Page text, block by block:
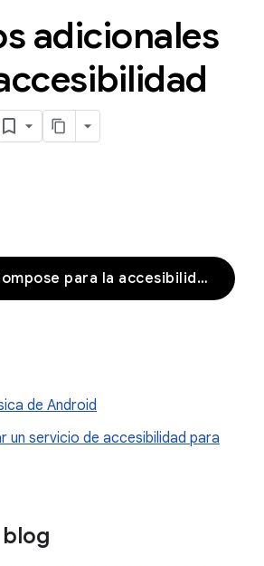
adicionales
Recursos de Compose para la accesibilidad
de Android
un servicio de accesibilidad para